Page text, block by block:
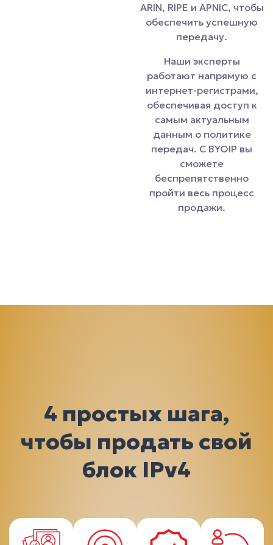
ARIN, RIPE и APNIC, чтобы
обеспечить успешную
передачу.
Наши эксперты
работают напрямую с
интернет-регистрами,
обеспечивая доступ к
самым актуальным
данным о политике
передач. С BYOIP вы
сможете
беспрепятственно
пройти весь процесс
продажи.
4 простых шага,
чтобы продать свой
блок IPv4